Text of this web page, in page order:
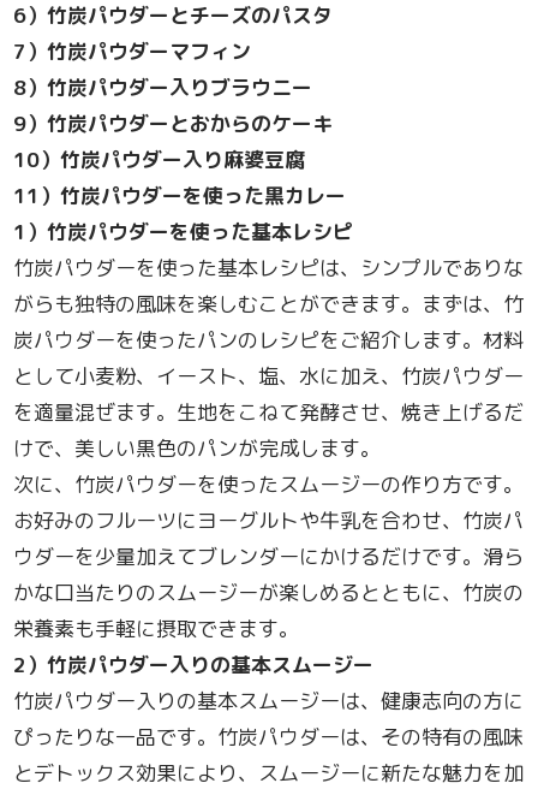
6）竹炭パウダーとチーズのパスタ
7）竹炭パウダーマフィン
8）竹炭パウダー入りブラウニー
9）竹炭パウダーとおからのケーキ
10）竹炭パウダー入り麻婆豆腐
11 ）竹炭パウダーを使った黒カレー
1 ）竹炭パウダーを使った基本レシピ
竹炭パウダーを使った基本レシピは、シンプルでありな
がらも独特の風味を楽しむことができます。まずは、竹
炭パウダーを使ったパンのレシピをご紹介します。材料
として小麦粉、イースト、塩、水に加え、竹炭パウダー
を適量混ぜます。生地をこねて発酵させ、焼き上げるだ
けで、美しい黒色のパンが完成します。
次に、竹炭パウダーを使ったスムージーの作り方です。
お好みのフルーツにヨーグルトや牛乳を合わせ、竹炭パ
ウダーを少量加えてブレンダーにかけるだけです。滑ら
かな口当たりのスムージーが楽しめるとともに、竹炭の
栄養素も手軽に摂取できます。
2）竹炭パウダー入りの基本スムージー
竹炭パウダー入りの基本スムージーは、健康志向の方に
ぴったりな一品です。竹炭パウダーは、その特有の風味
とデトックス効果により、スムージーに新たな魅力を加